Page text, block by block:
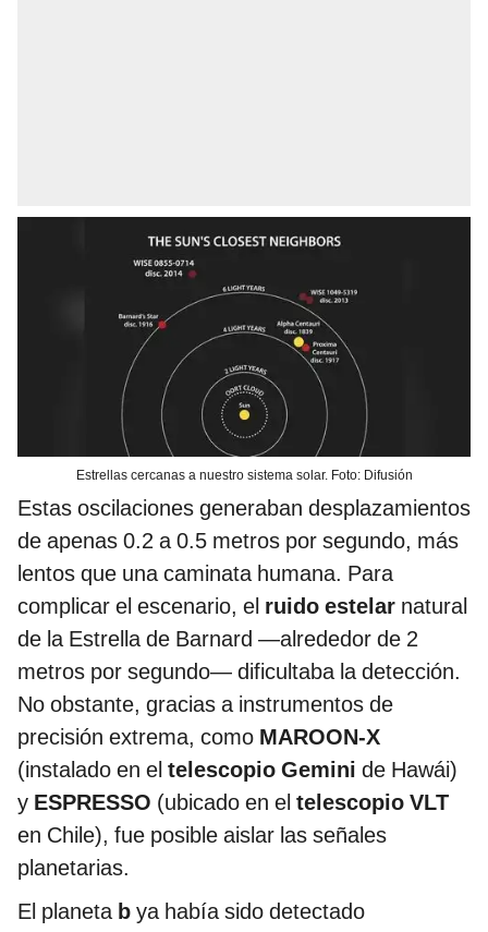
Estrellas cercanas a nuestro sistema solar. Foto: Difusión
Estas oscilaciones generaban desplazamientos
de apenas 0.2 a 0.5 metros por segundo, más
lentos que una caminata humana. Para
complicar el escenario, el ruido estelar natural
de la Estrella de Barnard —alrededor de 2
metros por segundo— dificultaba la detección.
No obstante, gracias a instrumentos de
precisión extrema, como MAROON-X
(instalado en el telescopio Gemini de Hawái)
y ESPRESSO (ubicado en el telescopio VLT
en Chile), fue posible aislar las señales
planetarias.
El planeta b ya había sido detectado